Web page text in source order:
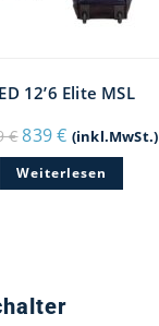
12’6 Elite MSL
€ Ursprünglicher
Preis
war:
1.399 €
839€Aktueller
Preis
ist:
839 €.
(inkl.MwSt.)
Weiterlesen